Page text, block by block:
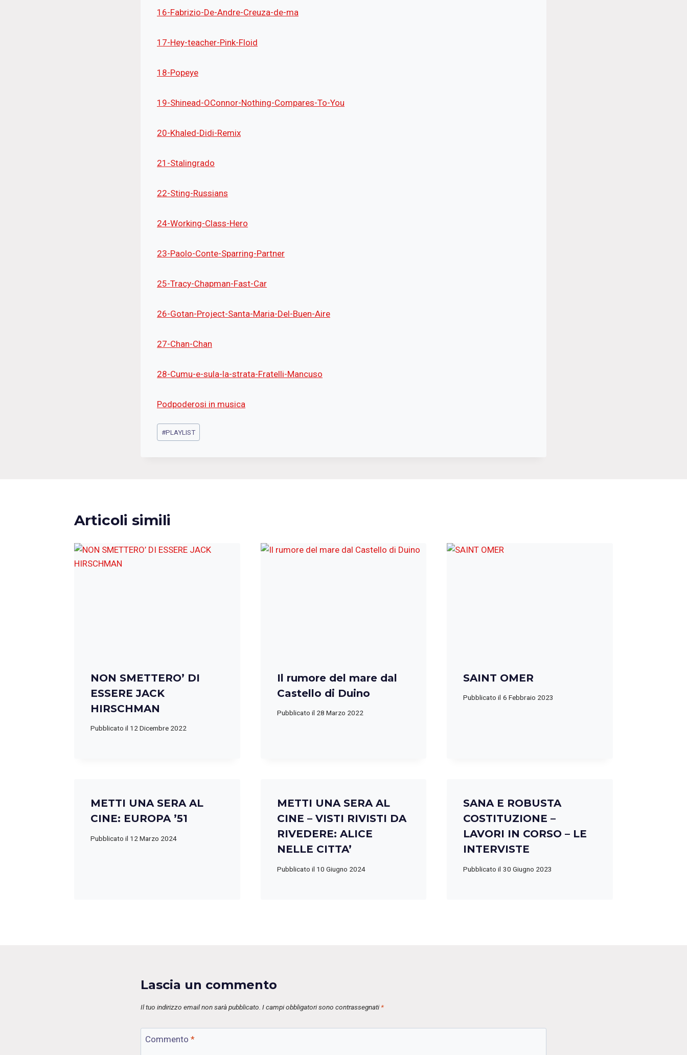
16-Fabrizio-De-Andre-Creuza-de-ma
17-Hey-teacher-Pink-Floid
18-Popeye
19-Shinead-OConnor-Nothing-Compares-To-You
20-Khaled-Didi-Remix
21-Stalingrado
22-Sting-Russians
24-Working-Class-Hero
23-Paolo-Conte-Sparring-Partner
25-Tracy-Chapman-Fast-Car
26-Gotan-Project-Santa-Maria-Del-Buen-Aire
27-Chan-Chan
28-Cumu-e-sula-la-strata-Fratelli-Mancuso
Podpoderosi in musica
Tag
articolo:
#PLAYLIST
Articoli simili
NON SMETTERO’ DI
ESSERE JACK
HIRSCHMAN
Pubblicato il 12 Dicembre 2022
Il rumore del mare dal
Castello di Duino
Pubblicato il 28 Marzo 2022
SAINT OMER
Pubblicato il 6 Febbraio 2023
METTI UNA SERA AL
CINE: EUROPA ’51
Pubblicato il 12 Marzo 2024
METTI UNA SERA AL
CINE – VISTI RIVISTI DA
RIVEDERE: ALICE
NELLE CITTA’
Pubblicato il 10 Giugno 2024
SANA E ROBUSTA
COSTITUZIONE –
LAVORI IN CORSO – LE
INTERVISTE
Pubblicato il 30 Giugno 2023
Lascia un commento
Il tuo indirizzo email non sarà pubblicato. I campi obbligatori sono contrassegnati *
Commento *